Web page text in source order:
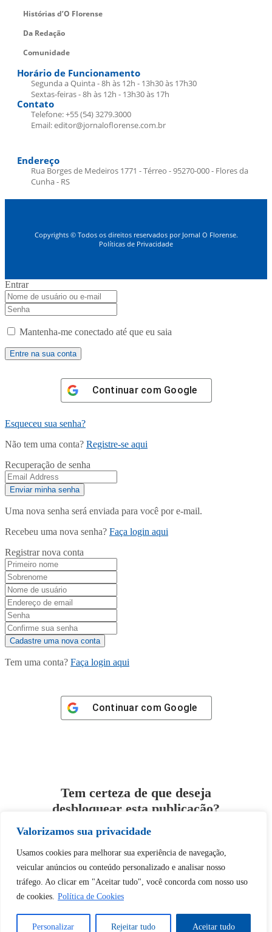
Valorizamos sua privacidade
Usamos cookies para melhorar sua experiência de navegação,
veicular anúncios ou conteúdo personalizado e analisar nosso
tráfego. Ao clicar em "Aceitar tudo", você concorda com nosso uso
de cookies. Política de Cookies
Personalizar Rejeitar tudo Aceitar tudo
Histórias d’O Florense
Da Redação
Comunidade
Horário de Funcionamento
Segunda a Quinta - 8h às 12h - 13h30 às 17h30
Sextas-feiras - 8h às 12h - 13h30 às 17h
Contato
Telefone: +55 (54) 3279.3000
Email: editor@jornaloflorense.com.br
Endereço
Rua Borges de Medeiros 1771 - Térreo - 95270-000 - Flores da
Cunha - RS
Copyrights © Todos os direitos reservados por Jornal O Florense.
Políticas de Privacidade
Entrar
Mantenha-me conectado até que eu saia
Continuar com Google
Esqueceu sua senha?
Não tem uma conta? Registre-se aqui
Recuperação de senha
Uma nova senha será enviada para você por e-mail.
Recebeu uma nova senha? Faça login aqui
Registrar nova conta
Tem uma conta? Faça login aqui
Continuar com Google
Tem certeza de que deseja
desbloquear esta publicação?
Sim Não